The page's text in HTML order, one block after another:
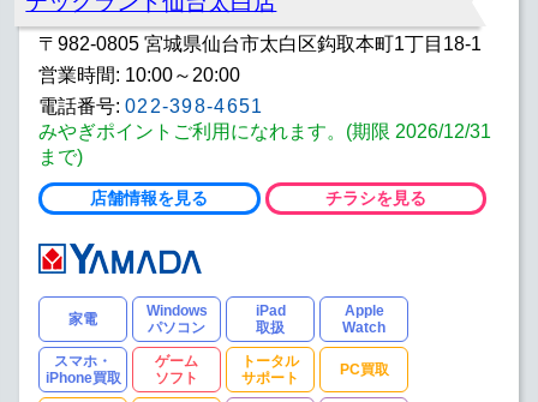
〒982-0805 宮城県仙台市太白区鈎取本町1丁目18-1
営業時間: 10:00～20:00
電話番号: 022-398-4651
みやぎポイントご利用になれます。(期限 2026/12/31
まで)
店舗情報を見る チラシを見る
家電
Windows
パソコン
iPad
取扱
Apple
Watch
スマホ・
iPhone買取
ゲーム
ソフト
トータル
サポート
PC買取